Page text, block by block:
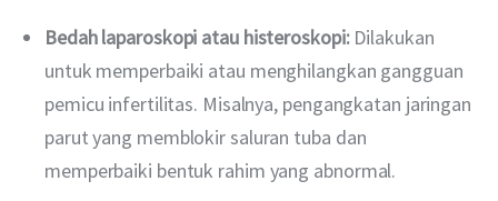
Bedah laparoskopi atau histeroskopi: Dilakukan
untuk memperbaiki atau menghilangkan gangguan
pemicu infertilitas. Misalnya, pengangkatan jaringan
parut yang memblokir saluran tuba dan
memperbaiki bentuk rahim yang abnormal.